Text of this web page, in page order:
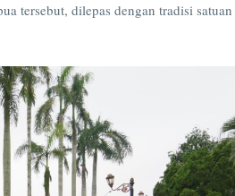
tersebut, dilepas dengan tradisi satuan